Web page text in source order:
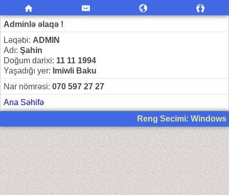
Adminlə əlaqə !
Ləqəbi: ADMIN
Adı: Şahin
Doğum darixi: 11 11 1994
Yaşadığı yer: Imiwli Baku
Nar nömrəsi: 070 597 27 27
Ana Səhifə
Reng Secimi: Windows